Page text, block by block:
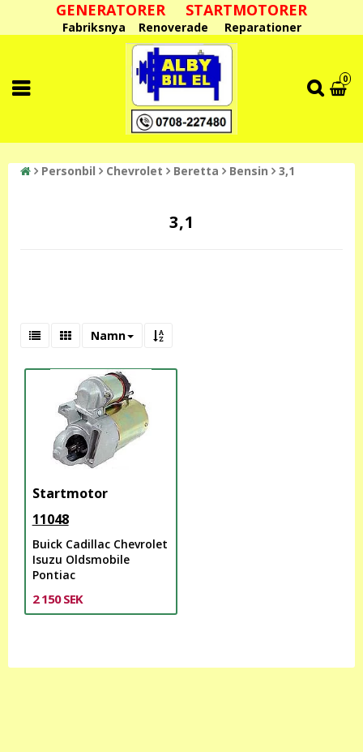
GENERATORER STARTMOTORER
Fabriksnya Renoverade Reparationer
0
Personbil Chevrolet Beretta Bensin 3,1
3,1
Namn
Startmotor
11048
Buick Cadillac Chevrolet
Isuzu Oldsmobile
Pontiac
2 150 SEK